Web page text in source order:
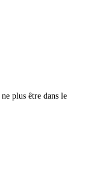
plus être dans le